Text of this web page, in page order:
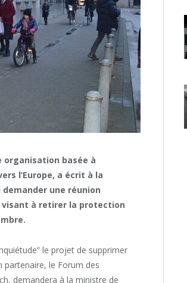
organisation basée à
l’Europe, a écrit à la
une réunion
à retirer la protection
le projet de supprimer
partenaire, le Forum des
demandera à la ministre de